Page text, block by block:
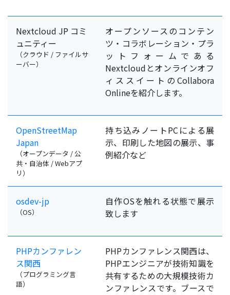
Nextcloud JP コミ
ュニティー
（クラウド / ファイルサ
ーバー）
オープンソースのコンテン
ツ・コラボレーション・プラ
ットフォームである
Nextcloudとオンラインオフ
ィススイートのCollabora
Onlineを紹介します。
OpenStreetMap
Japan
（オープンデータ / 公
共・自治体 / Webアプ
リ）
持ち込みノートPCによる展
示、印刷した地図の展示、事
例紹介など
osdev-jp
（OS）
自作OSを触れる状態で展示
致します
PHPカンファレン
ス関西
（プログラミング言
語）
PHPカンファレンス関西は、
PHPエンジニアが技術知識を
共有するための大規模技術カ
ンファレンスです。ブースで